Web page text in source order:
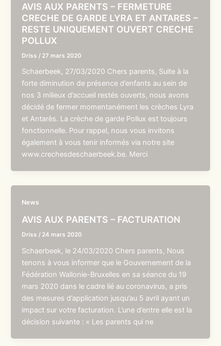
AVIS AUX PARENTS – FERMETURE
CRECHE DE GARDE LYRA ET ANTARES –
RESTE UNIQUEMENT OUVERT CRECHE
POLLUX
Driss / 27 mars 2020
Schaerbeek, 27/03/2020 Chers parents, Suite à la
forte diminution de présence d’enfants au sein de
nos 3 milieux d’accueil restés ouverts, nous avons
décidé de fermer momentanément les crèches Lyra
et Antarès. La crèche de garde Pollux est toujours
fonctionnelle. Pour rappel, nous vous invitons
également à vous tenir informés via notre site
www.crechesdeschaerbeek.be. Merci
News
AVIS AUX PARENTS – FACTURATION
Driss / 24 mars 2020
Schaerbeek, le 24/03/2020 Chers parents, Nous
tenons à vous informer que le Gouvernement de la
Fédération Wallonie-Bruxelles en sa séance du 19
mars 2020 dans le cadre lié au coronavirus, a pris
des mesures d’application jusqu’au 5 avril ayant un
impact sur votre facturation. L’une d’entre elle est la
décision suivante : « Les parents qui ne